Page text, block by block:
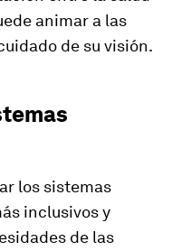
animar a las
de su visión.
los sistemas
inclusivos y
de las